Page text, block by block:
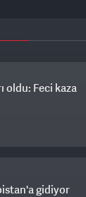
oldu: Feci kaza
gidiyor